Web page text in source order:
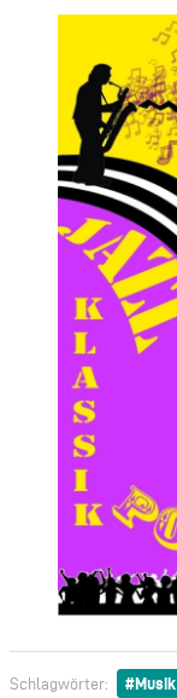
Schlagwörter: Musik